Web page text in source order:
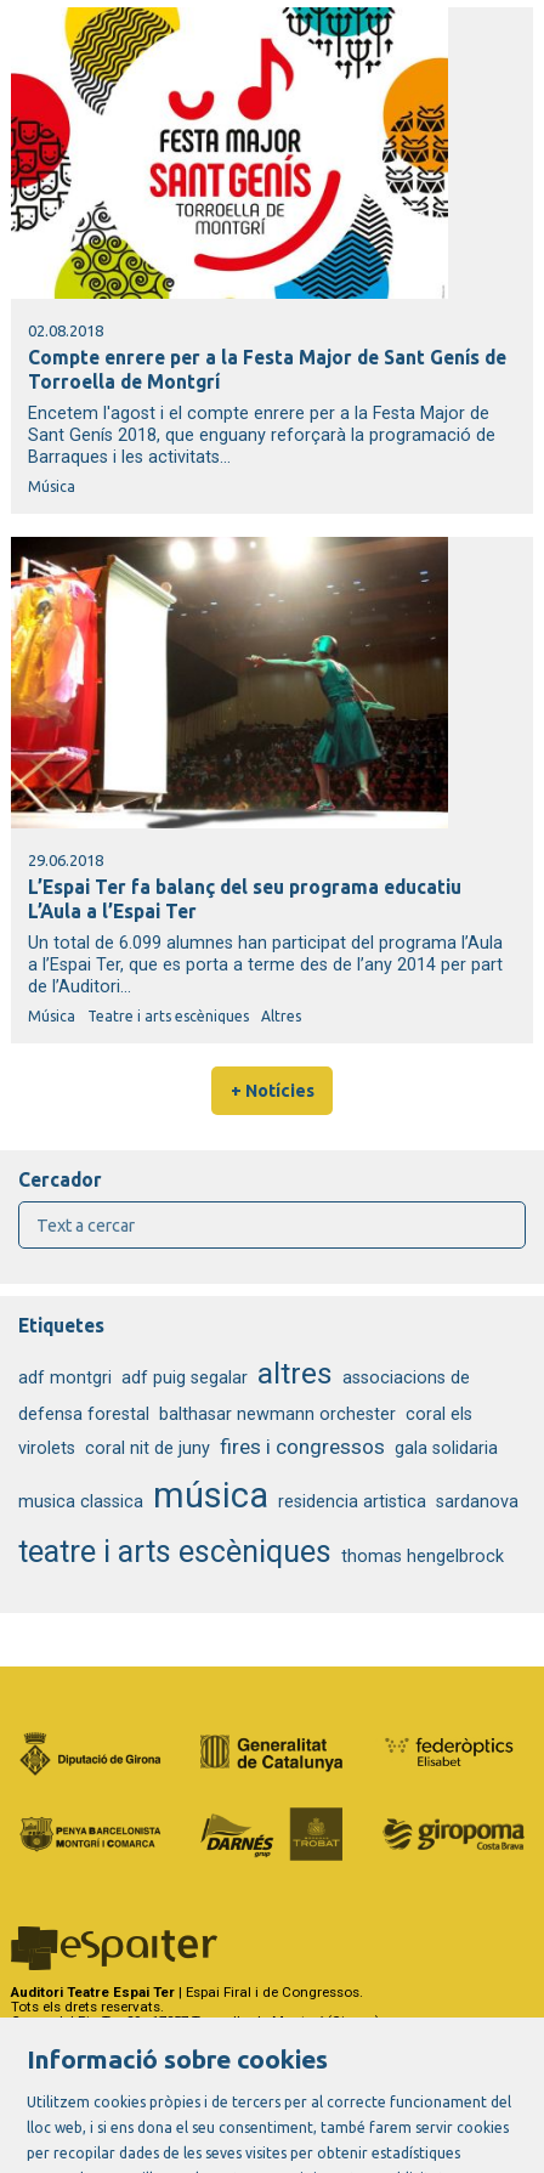
02.08.2018
Compte enrere per a la Festa Major de Sant Genís de
Torroella de Montgrí
Encetem l'agost i el compte enrere per a la Festa Major de
Sant Genís 2018, que enguany reforçarà la programació de
Barraques i les activitats...
Música
29.06.2018
L’Espai Ter fa balanç del seu programa educatiu
L’Aula a l’Espai Ter
Un total de 6.099 alumnes han participat del programa l’Aula
a l’Espai Ter, que es porta a terme des de l’any 2014 per part
de l’Auditori...
Música Teatre i arts escèniques Altres
+ Notícies
Cercador
Etiquetes
adf montgri adf puig segalar altres associacions de
defensa forestal
balthasar newmann orchester coral els
virolets coral nit de juny fires i congressos gala solidaria
musica classica música residencia artistica sardanova
teatre i arts escèniques thomas hengelbrock
Auditori Teatre Espai Ter | Espai Firal i de Congressos.
Tots els drets reservats.
Carrer del Riu Ter, 29 - 17257 Torroella de Montgrí (Girona)
Link a instagram
Link a youtube
Link a twitter
Link a facebook
Informació sobre cookies
Utilitzem cookies pròpies i de tercers per al correcte funcionament del
lloc web, i si ens dona el seu consentiment, també farem servir cookies
per recopilar dades de les seves visites per obtenir estadístiques